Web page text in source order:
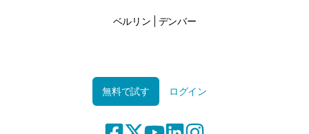
ベルリン | デンバー
無料で試す ログイン